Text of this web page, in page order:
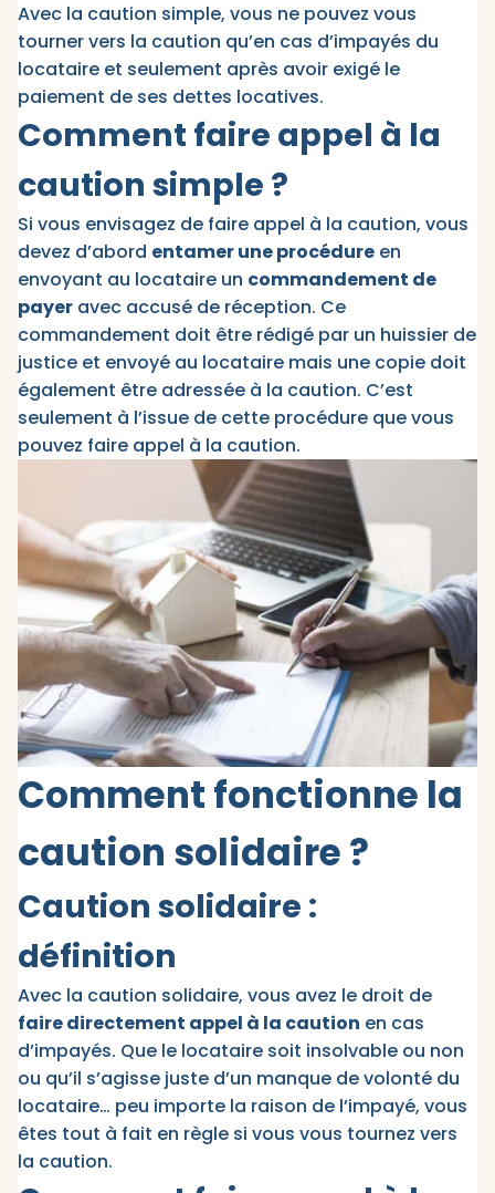
Avec la caution simple, vous ne pouvez vous
tourner vers la caution qu’en cas d’impayés du
locataire et seulement après avoir exigé le
paiement de ses dettes locatives.
Comment faire appel à la
caution simple ?
Si vous envisagez de faire appel à la caution, vous
devez d’abord entamer une procédure en
envoyant au locataire un commandement de
payer avec accusé de réception. Ce
commandement doit être rédigé par un huissier de
justice et envoyé au locataire mais une copie doit
également être adressée à la caution. C’est
seulement à l’issue de cette procédure que vous
pouvez faire appel à la caution.
Comment fonctionne la
caution solidaire ?
Caution solidaire :
définition
Avec la caution solidaire, vous avez le droit de
faire directement appel à la caution en cas
d’impayés. Que le locataire soit insolvable ou non
ou qu’il s’agisse juste d’un manque de volonté du
locataire… peu importe la raison de l’impayé, vous
êtes tout à fait en règle si vous vous tournez vers
la caution.